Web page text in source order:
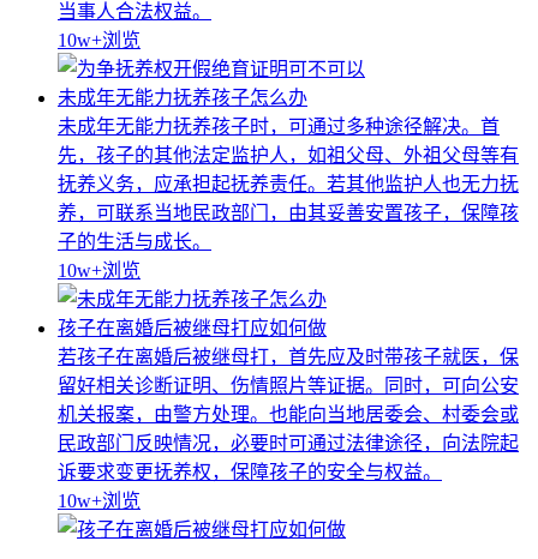
当事人合法权益。
10w+浏览
未成年无能力抚养孩子怎么办
未成年无能力抚养孩子时，可通过多种途径解决。首
先，孩子的其他法定监护人，如祖父母、外祖父母等有
抚养义务，应承担起抚养责任。若其他监护人也无力抚
养，可联系当地民政部门，由其妥善安置孩子，保障孩
子的生活与成长。
10w+浏览
孩子在离婚后被继母打应如何做
若孩子在离婚后被继母打，首先应及时带孩子就医，保
留好相关诊断证明、伤情照片等证据。同时，可向公安
机关报案，由警方处理。也能向当地居委会、村委会或
民政部门反映情况，必要时可通过法律途径，向法院起
诉要求变更抚养权，保障孩子的安全与权益。
10w+浏览